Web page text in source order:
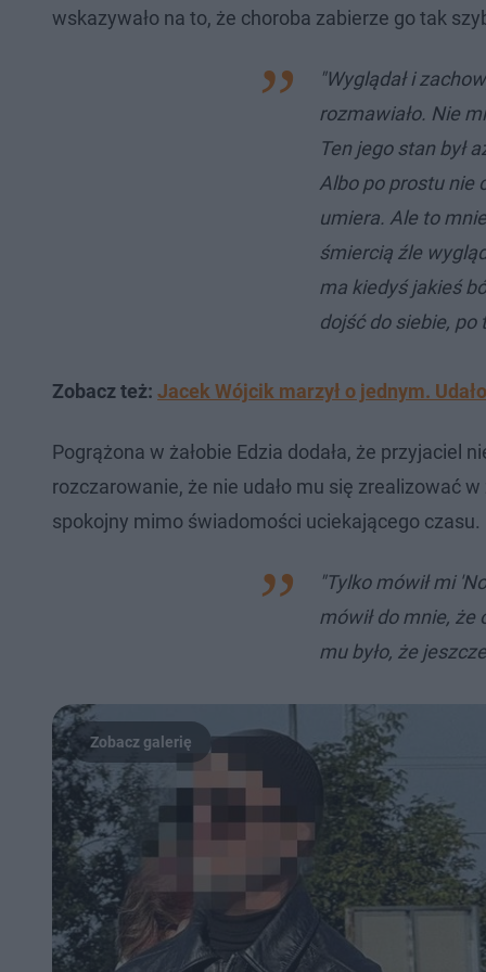
wskazywało na to, że choroba zabierze go tak
"Wyglądał i
rozmawiało. Nie
Ten jego stan był
Albo po prostu nie
umiera. Ale to
śmiercią źle
ma kiedyś jakieś
dojść do siebie, po
Zobacz też: Jacek Wójcik marzył o jednym.
Pogrążona w żałobie Edzia dodała, że przyjaciel
rozczarowanie, że nie udało mu się zrealizować
spokojny mimo świadomości uciekającego czasu.
"Tylko mówił mi
mówił do mnie, że
mu było, że